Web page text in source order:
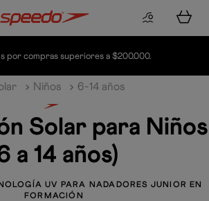
por compras superiores a $200.000.
Niños 6-14 años
Solar para Niños
a 14 años)
UV PARA NADADORES JUNIOR EN
FORMACIÓN